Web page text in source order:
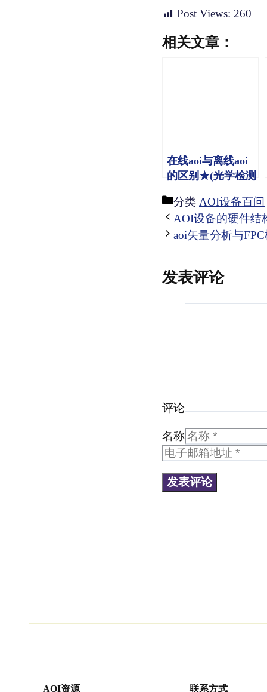
Post Views: 260
相关文章：
在线aoi与离线aoi
的区别★(光学检测
分类 AOI设备百问
AOI设备的硬件结
aoi矢量分析与
发表评论
评论
名称
AOI资源 联系方式